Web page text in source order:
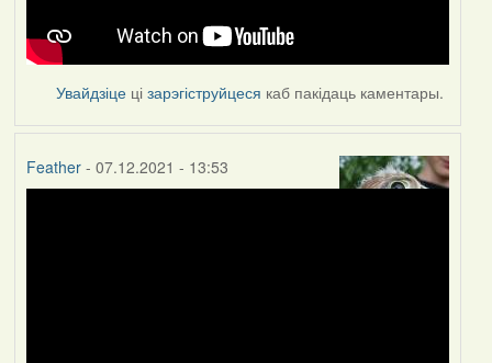
Увайдзіце цізарэгіструйцеся каб пакідаць каментары.
Feather- 07.12.2021 - 13:53